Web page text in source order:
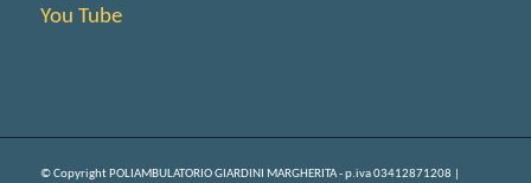
You Tube
© Copyright POLIAMBULATORIO GIARDINI MARGHERITA - p.iva 03412871208 |